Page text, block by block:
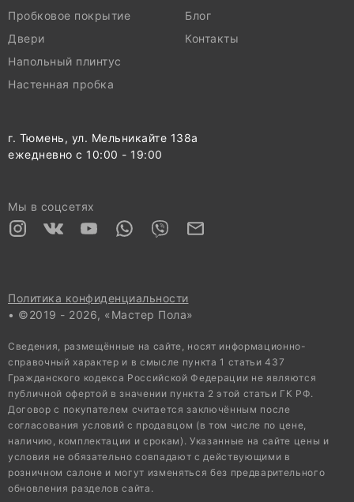
Пробковое покрытие
Двери
Напольный плинтус
Настенная пробка
Блог
Контакты
г. Тюмень, ул. Мельникайте 138а
ежедневно с 10:00 - 19:00
Мы в соцсетях
Политика конфиденциальности
• ©2019 - 2026, «Мастер Пола»
Сведения, размещённые на сайте, носят информационно-
справочный характер и в смысле пункта 1 статьи 437
Гражданского кодекса Российской Федерации не являются
публичной офертой в значении пункта 2 этой статьи ГК РФ.
Договор с покупателем считается заключённым после
согласования условий с продавцом (в том числе по цене,
наличию, комплектации и срокам). Указанные на сайте цены и
условия не обязательно совпадают с действующими в
розничном салоне и могут изменяться без предварительного
обновления разделов сайта.